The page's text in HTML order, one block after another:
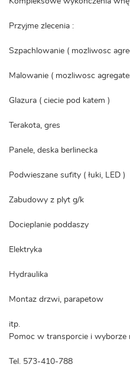
Przyjme zlecenia :
Szpachlowanie ( mozliwosc
Malowanie ( mozliwosc
Glazura ( ciecie pod katem )
Terakota, gres
Panele, deska berlinecka
Podwieszane sufity ( łuki, LED )
Zabudowy z plyt g/k
Docieplanie poddaszy
Elektryka
Hydraulika
Montaz drzwi, parapetow
itp.
Pomoc w transporcie i wyborze
Tel. 573-410-788